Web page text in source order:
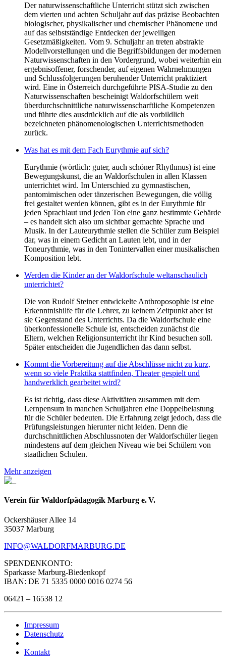
Der naturwissenschaftliche Unterricht stützt sich zwischen
dem vierten und achten Schuljahr auf das präzise Beobachten
biologischer, physikalischer und chemischer Phänomene und
auf das selbstständige Entdecken der jeweiligen
Gesetzmäßigkeiten. Vom 9. Schuljahr an treten abstrakte
Modellvorstellungen und die Begriffsbildungen der modernen
Naturwissenschaften in den Vordergrund, wobei weiterhin ein
ergebnisoffener, forschender, auf eigenen Wahrnehmungen
und Schlussfolgerungen beruhender Unterricht praktiziert
wird. Eine in Österreich durchgeführte PISA-Studie zu den
Naturwissenschaften bescheinigt Waldorfschülern weit
überdurchschnittliche naturwissenscharftliche Kompetenzen
und führte dies ausdrücklich auf die als vorbildlich
bezeichneten phänomenologischen Unterrichtsmethoden
zurück.
Was hat es mit dem Fach Eurythmie auf sich?
Eurythmie (wörtlich: guter, auch schöner Rhythmus) ist eine
Bewegungskunst, die an Waldorfschulen in allen Klassen
unterrichtet wird. Im Unterschied zu gymnastischen,
pantomimischen oder tänzerischen Bewegungen, die völlig
frei gestaltet werden können, gibt es in der Eurythmie für
jeden Sprachlaut und jeden Ton eine ganz bestimmte Gebärde
– es handelt sich also um sichtbar gemachte Sprache und
Musik. In der Lauteurythmie stellen die Schüler zum Beispiel
dar, was in einem Gedicht an Lauten lebt, und in der
Toneurythmie, was in den Tonintervallen einer musikalischen
Komposition lebt.
Werden die Kinder an der Waldorfschule weltanschaulich
unterrichtet?
Die von Rudolf Steiner entwickelte Anthroposophie ist eine
Erkenntnishilfe für die Lehrer, zu keinem Zeitpunkt aber ist
sie Gegenstand des Unterrichts. Da die Waldorfschule eine
überkonfessionelle Schule ist, entscheiden zunächst die
Eltern, welchen Religionsunterricht ihr Kind besuchen soll.
Später entscheiden die Jugendlichen das dann selbst.
Kommt die Vorbereitung auf die Abschlüsse nicht zu kurz,
wenn so viele Praktika stattfinden, Theater gespielt und
handwerklich gearbeitet wird?
Es ist richtig, dass diese Aktivitäten zusammen mit dem
Lernpensum in manchen Schuljahren eine Doppelbelastung
für die Schüler bedeuten. Die Erfahrung zeigt jedoch, dass die
Prüfungsleistungen hierunter nicht leiden. Denn die
durchschnittlichen Abschlussnoten der Waldorfschüler liegen
mindestens auf dem gleichen Niveau wie bei Schülern von
staatlichen Schulen.
Mehr anzeigen
Verein für Waldorfpädagogik Marburg e. V.
Ockershäuser Allee 14
35037 Marburg
INFO@WALDORFMARBURG.DE
SPENDENKONTO:
Sparkasse Marburg-Biedenkopf
IBAN: DE 71 5335 0000 0016 0274 56
06421 – 16538 12
Impressum
Datenschutz
Kontakt